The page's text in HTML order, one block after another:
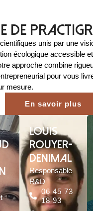
de
unis par une
écologique accessible
approche combine
pour vous
mesure.
En savoir plus
Louis
Rouyer-
Denimal
Responsable
R&D
06 45 73
18 93